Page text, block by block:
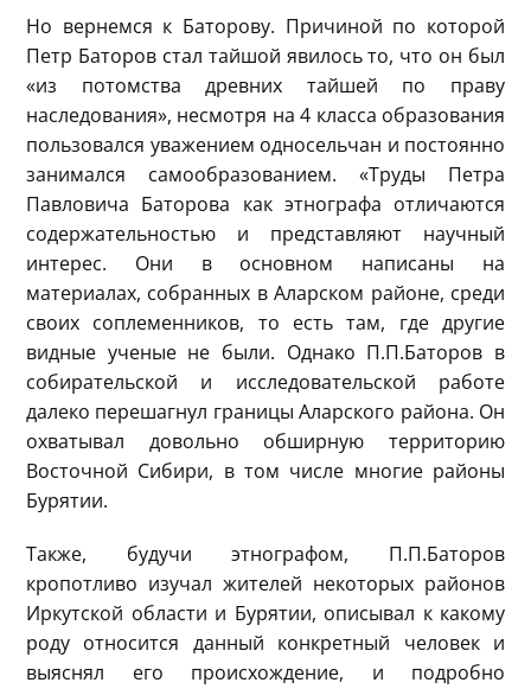
Но вернемся к Баторову. Причиной по которой
Петр Баторов стал тайшой явилось то, что он был
«из потомства древних тайшей по праву
наследования», несмотря на 4 класса образования
пользовался уважением односельчан и постоянно
занимался самообразованием. «Труды Петра
Павловича Баторова как этнографа отличаются
содержательностью и представляют научный
интерес. Они в основном написаны на
материалах, собранных в Аларском районе, среди
своих соплеменников, то есть там, где другие
видные ученые не были. Однако П.П.Баторов в
собирательской и исследовательской работе
далеко перешагнул границы Аларского района. Он
охватывал довольно обширную территорию
Восточной Сибири, в том числе многие районы
Бурятии.
Также, будучи этнографом, П.П.Баторов
кропотливо изучал жителей некоторых районов
Иркутской области и Бурятии, описывал к какому
роду относится данный конкретный человек и
выяснял его происхождение, и подробно